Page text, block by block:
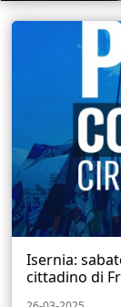
Isernia:
cittadino di